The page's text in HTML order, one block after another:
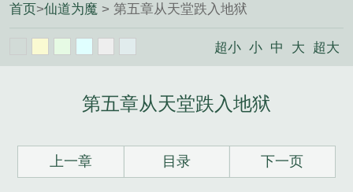
首页>仙道为魔 > 第五章从天堂跌入地狱
超小 小 中 大 超大
第五章从天堂跌入地狱
上一章 目录 下一页